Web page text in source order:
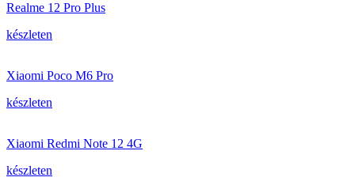
Realme 12 Pro Plus
készleten
Xiaomi Poco M6 Pro
készleten
Xiaomi Redmi Note 12 4G
készleten